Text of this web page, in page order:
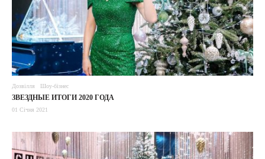
Дозвілля Шоу-бізнес
ЗВЕЗДНЫЕ ИТОГИ 2020 ГОДА
01 Січня 2021